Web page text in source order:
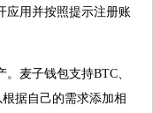
应用并按照提示注册账
麦子钱包支持BTC、
据自己的需求添加相